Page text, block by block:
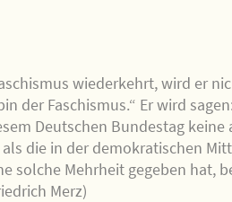
wiederkehrt, wird er
der Faschismus.“ Er wird
Deutschen Bundestag keine
die in der demokratischen
solche Mehrheit gegeben hat,
Merz)